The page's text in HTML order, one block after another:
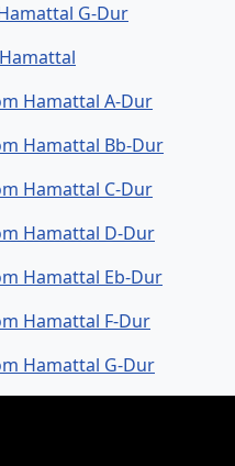
G-Dur
Hamattal A-Dur
Hamattal Bb-Dur
Hamattal C-Dur
Hamattal D-Dur
Hamattal Eb-Dur
Hamattal F-Dur
Hamattal G-Dur